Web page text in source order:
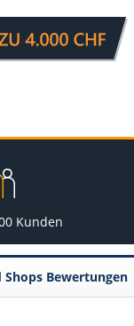
Kunden
Shops Bewertungen